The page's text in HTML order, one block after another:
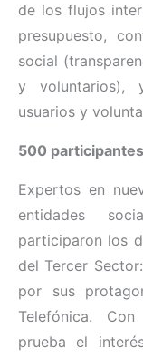
de los flujos
presupuesto,
social
y voluntarios),
usuarios y
500
Expertos en
entidades
participaron los
del Tercer
por sus
Telefónica.
prueba el